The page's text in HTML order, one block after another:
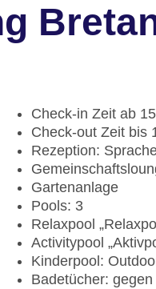
Check-in Zeit ab
Check-out Zeit bis
Rezeption:
Gartenanlage
Pools: 3
Relaxpool
Activitypool
Kinderpool:
Badetücher: